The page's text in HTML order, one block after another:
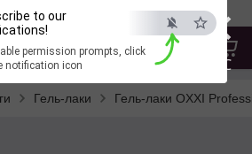
×
ESC
to our
permission prompts, click
notification icon
Гель-лаки Гель-лаки OXXI